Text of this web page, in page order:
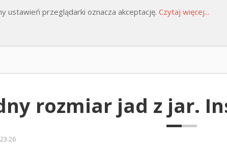
ustawień przeglądarki oznacza akceptację.Czytaj więcej...
rozmiar jad z jar.